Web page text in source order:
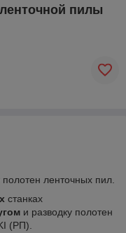
пилы
ленточных пил.
станках
и разводку полотен
(РП).